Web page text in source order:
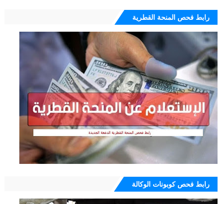
رابط فحص المنحة القطرية
رابط فحص كوبونات الوكالة